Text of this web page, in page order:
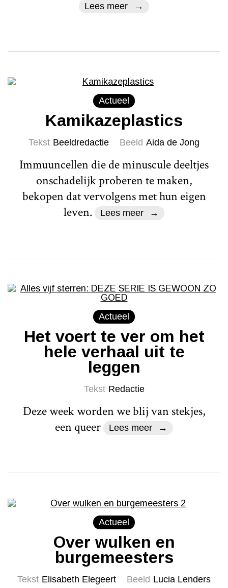
Lees meer
Actueel
Kamikazeplastics
Tekst Beeldredactie Beeld Aida de Jong
Immuuncellen die de minuscule deeltjes
onschadelijk proberen te maken,
bekopen dat vervolgens met hun eigen
leven.
Lees meer
Actueel
Het voert te ver om het
hele verhaal uit te
leggen
Tekst Redactie
Deze week worden we blij van stekjes,
een queer
Lees meer
Actueel
Over wulken en
burgemeesters
Tekst Elisabeth Elegeert Beeld Lucia Lenders